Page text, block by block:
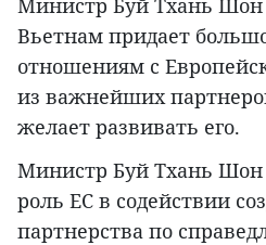
Вьетнам придает
отношениям с
из важнейших
желает развивать его.
Министр Буй Тхань Шон
роль ЕС в содействии
партнерства по